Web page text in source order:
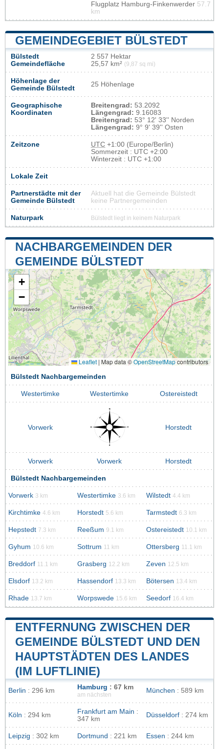
Flugplatz Hamburg-Finkenwerder 57.7
km
GEMEINDEGEBIET BÜLSTEDT
Bülstedt
Gemeindefläche
2 557 Hektar
25,57 km² (9,87 sq mi)
Höhenlage der
Gemeinde Bülstedt
25 Höhenlage
Geographische
Koordinaten
Breitengrad: 53.2092
Längengrad: 9.16083
Breitengrad: 53° 12' 33'' Norden
Längengrad: 9° 9' 39'' Osten
Zeitzone UTC +1:00 (Europe/Berlin)
Sommerzeit : UTC +2:00
Winterzeit : UTC +1:00
Lokale Zeit
Partnerstädte mit der
Gemeinde Bülstedt
Aktuell hat die Gemeinde Bülstedt
keine Partnergemeinden
Naturpark Bülstedt liegt in keinem Naturpark
NACHBARGEMEINDEN DER
GEMEINDE BÜLSTEDT
+
−
Leaflet | Map data ©OpenStreetMapcontributors
Bülstedt Nachbargemeinden
Westertimke Westertimke Ostereistedt
Vorwerk Horstedt
Vorwerk Vorwerk Horstedt
Bülstedt Nachbargemeinden
Vorwerk 3 km Westertimke 3.6 km Wilstedt 4.4 km
Kirchtimke 4.6 km Horstedt 5.6 km Tarmstedt 6.3 km
Hepstedt 7.3 km Reeßum 9.1 km Ostereistedt 10.1 km
Gyhum 10.6 km Sottrum 11 km Ottersberg 11.1 km
Breddorf 11.1 km Grasberg 12.2 km Zeven 12.5 km
Elsdorf 13.2 km Hassendorf 13.3 km Bötersen 13.4 km
Rhade 13.7 km Worpswede 15.6 km Seedorf 16.4 km
ENTFERNUNG ZWISCHEN DER
GEMEINDE BÜLSTEDT UND DEN
HAUPTSTÄDTEN DES LANDES
(IM LUFTLINIE)
Berlin : 296 km Hamburg : 67 km
am nächsten
München : 589 km
Köln : 294 km Frankfurt am Main :
347 km
Düsseldorf : 274 km
Leipzig : 302 km Dortmund : 221 km Essen : 244 km